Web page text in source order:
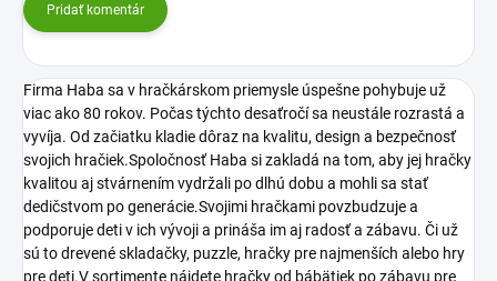
Pridať komentár
Firma Haba sa v hračkárskom priemysle úspešne pohybuje už
viac ako 80 rokov. Počas týchto desaťročí sa neustále rozrastá a
vyvíja. Od začiatku kladie dôraz na kvalitu, design a bezpečnosť
svojich hračiek.Spoločnosť Haba si zakladá na tom, aby jej hračky
kvalitou aj stvárnením vydržali po dlhú dobu a mohli sa stať
dedičstvom po generácie.Svojimi hračkami povzbudzuje a
podporuje deti v ich vývoji a prináša im aj radosť a zábavu. Či už
sú to drevené skladačky, puzzle, hračky pre najmenších alebo hry
pre deti.V sortimente nájdete hračky od bábätiek po zábavu pre